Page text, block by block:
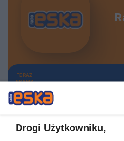
TERAZ
GRAMY
Drogi Użytkowniku,